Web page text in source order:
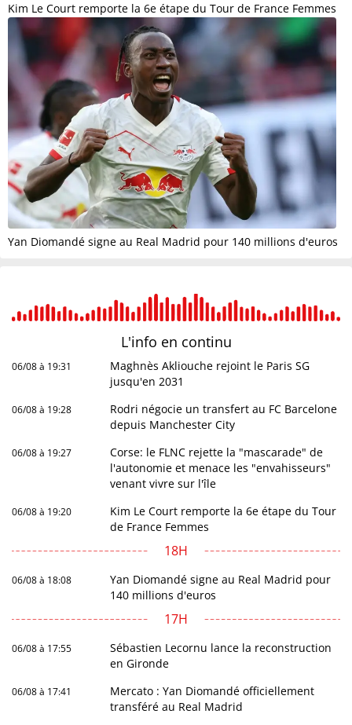
Kim Le Court remporte la 6e étape du Tour de France Femmes
Yan Diomandé signe au Real Madrid pour 140 millions d'euros
L'info en continu
06/08 à 19:31
Maghnès Akliouche rejoint le Paris SG
jusqu'en 2031
06/08 à 19:28
Rodri négocie un transfert au FC Barcelone
depuis Manchester City
06/08 à 19:27
Corse: le FLNC rejette la "mascarade" de
l'autonomie et menace les "envahisseurs"
venant vivre sur l'île
06/08 à 19:20
Kim Le Court remporte la 6e étape du Tour
de France Femmes
18H
06/08 à 18:08
Yan Diomandé signe au Real Madrid pour
140 millions d'euros
17H
06/08 à 17:55
Sébastien Lecornu lance la reconstruction
en Gironde
06/08 à 17:41
Mercato : Yan Diomandé officiellement
transféré au Real Madrid